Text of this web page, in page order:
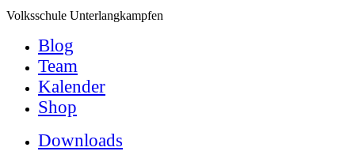
Close
Volksschule Unterlangkampfen
Blog
Team
Kalender
Shop
Downloads